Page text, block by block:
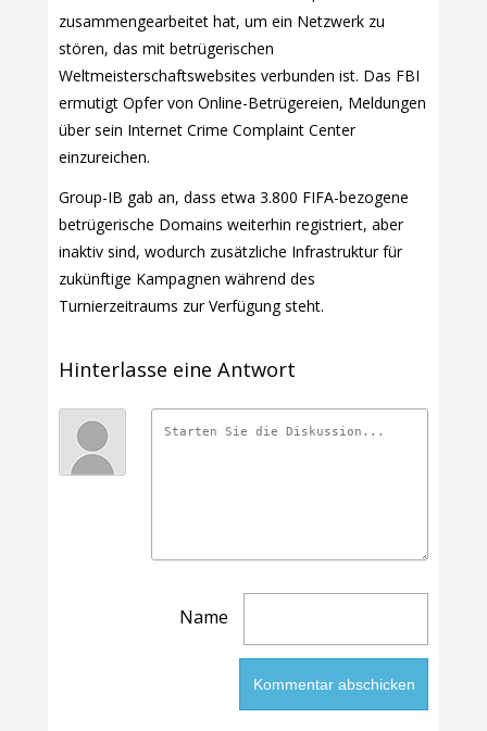
zusammengearbeitet hat, um ein Netzwerk zu
stören, das mit betrügerischen
Weltmeisterschaftswebsites verbunden ist. Das FBI
ermutigt Opfer von Online-Betrügereien, Meldungen
über sein Internet Crime Complaint Center
einzureichen.
Group-IB gab an, dass etwa 3.800 FIFA-bezogene
betrügerische Domains weiterhin registriert, aber
inaktiv sind, wodurch zusätzliche Infrastruktur für
zukünftige Kampagnen während des
Turnierzeitraums zur Verfügung steht.
Hinterlasse eine Antwort
Name